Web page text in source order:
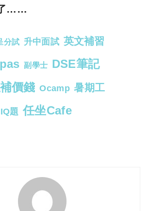
……
分試 升中面試 英文補習
副學士 DSE筆記
價錢 Ocamp 暑期工
IQ題 任坐Cafe